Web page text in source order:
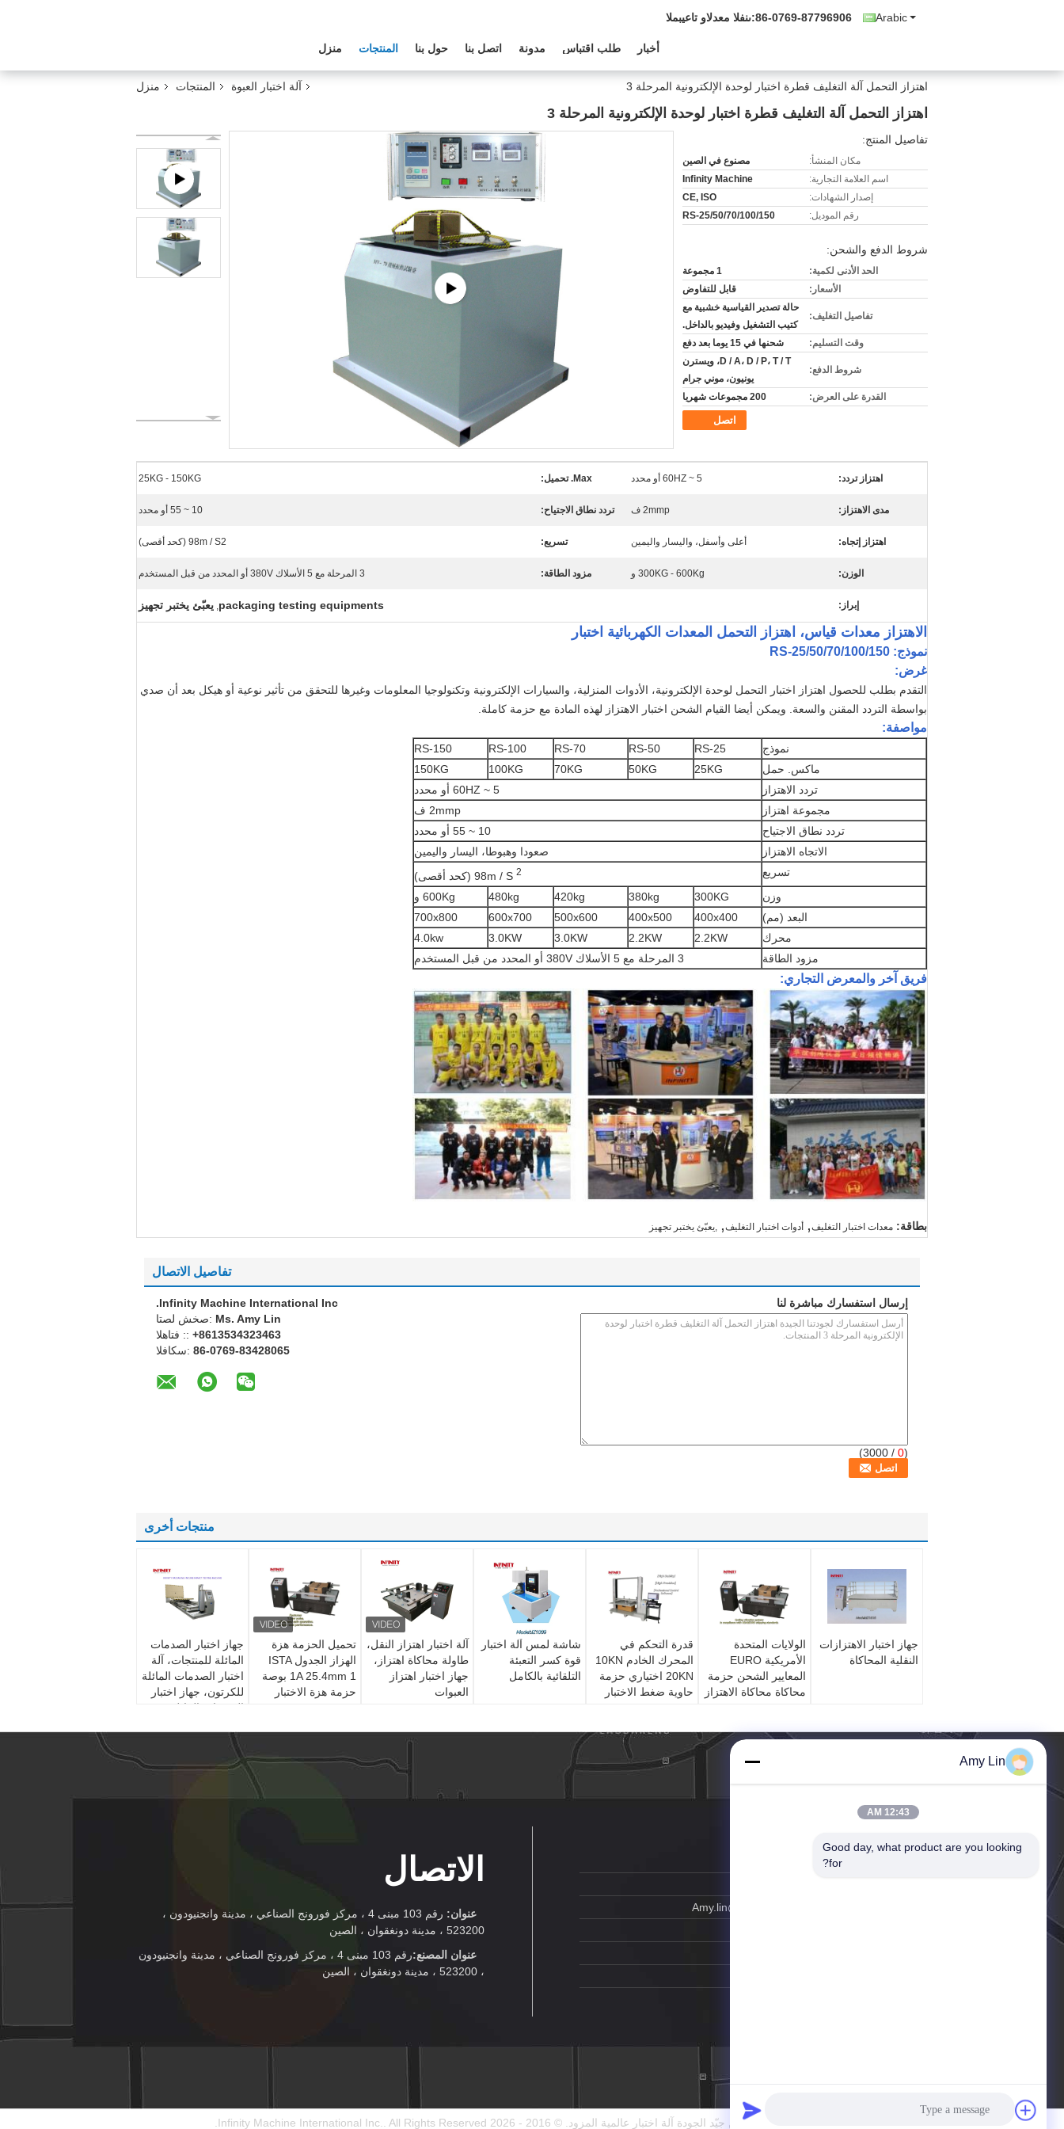
Arabic المبيعات والدعم الفنى:86-0769-87796906
منزل المنتجات حول بنا اتصل بنا مدونة طلب اقتباس أخبار
منزل المنتجات آلة اختبار العبوة اهتزاز التحمل آلة التغليف قطرة اختبار لوحدة الإلكترونية المرحلة 3
اهتزاز التحمل آلة التغليف قطرة اختبار لوحدة الإلكترونية المرحلة 3
تفاصيل المنتج:
مكان المنشأ:
مصنوع في الصين
اسم العلامة التجارية:
Infinity Machine
إصدار الشهادات:
CE, ISO
رقم الموديل:
RS-25/50/70/100/150
شروط الدفع والشحن:
الحد الأدنى لكمية:
1 مجموعة
الأسعار:
قابل للتفاوض
تفاصيل التغليف:
حالة تصدير القياسية خشبية مع
كتيب التشغيل وفيديو بالداخل.
وقت التسليم:
شحنها في 15 يوما بعد دفع
شروط الدفع:
D / A، D / P، T / T، ويسترن
يونيون، موني جرام
القدرة على العرض:
200 مجموعات شهريا
اتصل
اهتزاز تردد: 5 ~ 60HZ أو محدد Max. تحميل: 25KG - 150KG
مدى الاهتزاز: 2mmp ف تردد نطاق الاجتياح: 10 ~ 55 أو محدد
اهتزاز إتجاه: أعلى وأسفل، واليسار واليمين تسريع: 98m / S2 (كحد أقصى)
الوزن: 300KG - 600Kg و مزود الطاقة: 3 المرحلة مع 5 الأسلاك 380V أو المحدد من قبل المستخدم
إبراز: packaging testing equipments
, يعبّئ يختبر تجهيز
الاهتزاز معدات قياس، اهتزاز التحمل المعدات الكهربائية اختبار
نموذج: RS-25/50/70/100/150
غرض:
التقدم بطلب للحصول اهتزاز اختبار التحمل لوحدة الإلكترونية، الأدوات المنزلية، والسيارات الإلكترونية وتكنولوجيا المعلومات وغيرها للتحقق من تأثير نوعية أو هيكل بعد أن صدي
بواسطة التردد المقنن والسعة. ويمكن أيضا القيام الشحن اختبار الاهتزاز لهذه المادة مع حزمة كاملة.
مواصفة:
نموذج RS-25
RS-50
RS-70
RS-100
RS-150
ماكس. حمل
25KG
50KG
70KG
100KG
150KG
تردد الاهتزاز
5 ~ 60HZ أو محدد
مجموعة اهتزاز
2mmp ف
تردد نطاق الاجتياح
10 ~ 55 أو محدد
الاتجاه الاهتزاز
صعودا وهبوطا، اليسار واليمين
تسريع
98m / S 2
(كحد أقصى)
وزن
300KG
380kg
420kg
480kg
600Kg و
البعد (مم)
400x400
400x500
500x600
600x700
700x800
محرك
2.2KW
2.2KW
3.0KW
3.0KW
4.0kw
مزود الطاقة
3 المرحلة مع 5 الأسلاك 380V أو المحدد من قبل المستخدم
فريق آخر والمعرض التجاري:
بطاقة: معدات اختبار التغليف, أدوات اختبار التغليف, ,يعبّئ يختبر تجهيز
تفاصيل الاتصال
Infinity Machine International Inc.
اتصل شخص: Ms. Amy Lin
الهاتف :: +8613534323463
الفاكس: 86-0769-83428065
إرسال استفسارك مباشرة لنا
(
0
/ 3000)
منتجات أخرى
جهاز اختبار الصدمات
المائلة للمنتجات، آلة
اختبار الصدمات المائلة
للكرتون، جهاز اختبار
الصدمات المائلة
تحميل الحزمة هزة
الهزاز الجدول ISTA
1A 25.4mm 1 بوصة
حزمة هزة الاختبار
آلة اختبار اهتزاز النقل،
طاولة محاكاة اهتزاز،
جهاز اختبار اهتزاز
العبوات
شاشة لمس آلة اختبار
قوة كسر التعبئة
التلقائية بالكامل
قدرة التحكم في
المحرك الخادم 10KN
20KN اختياري حزمة
حاوية ضغط الاختبار
الولايات المتحدة
الأمريكية EURO
المعايير الشحن حزمة
محاكاة محاكاة الاهتزاز
جهاز اختبار الاهتزازات
النقلية المحاكاة
الاتصال
عنوان:
رقم 103 مبنى 4 ، مركز فورونج الصناعي ، مدينة وانجنيودون ،
523200 ، مدينة دونغقوان ، الصين
عنوان المصنع:
رقم 103 مبنى 4 ، مركز فورونج الصناعي ، مدينة وانجنيودون
، 523200 ، مدينة دونغقوان ، الصين
Amy.lin@infinity-machine.com
| الصين جيّد الجودة آلة اختبار عالمية المزود. © 2016 - 2026 Infinity Machine International Inc.. All Rights Reserved.
Amy Lin
12:43 AM
Good day, what product are you looking
for?